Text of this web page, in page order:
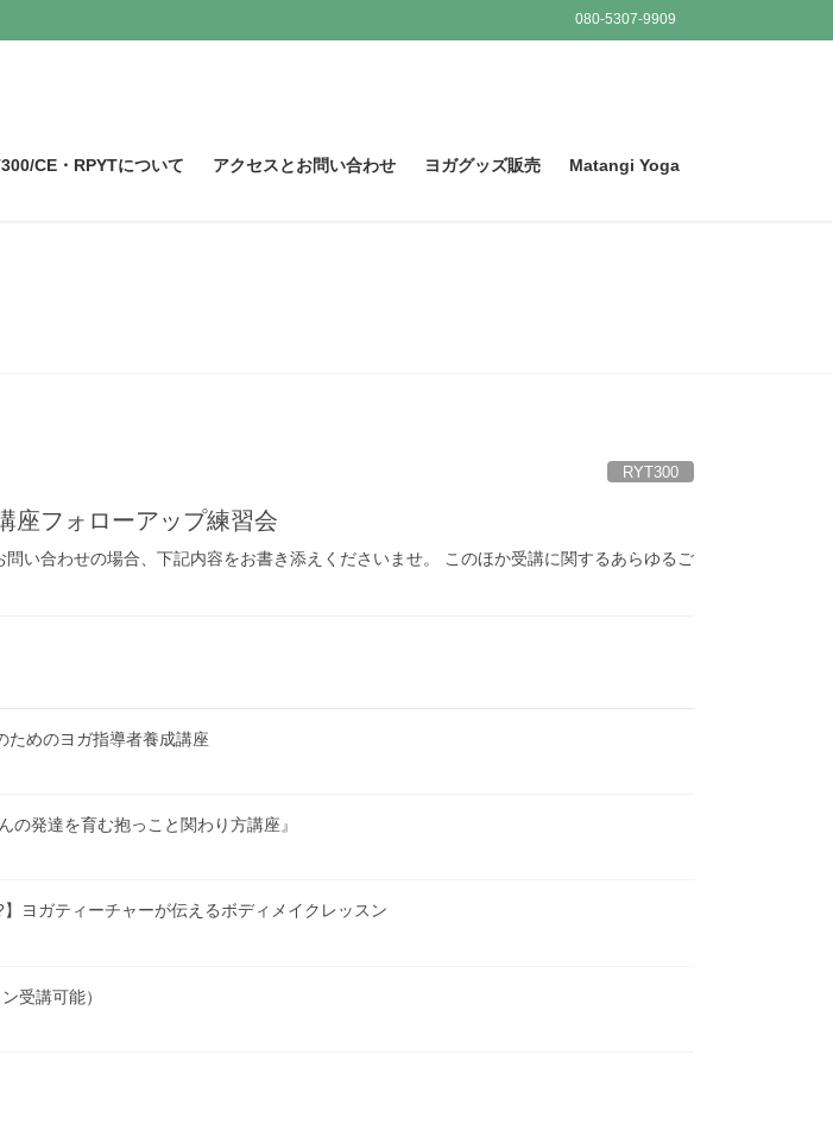
080-5307-9909
CE・RPYTについて アクセスとお問い合わせ ヨガグッズ販売 Matangi Yoga
RYT300
座フォローアップ練習会
い合わせの場合、下記内容をお書き添えくださいませ。 このほか受講に関するあらゆるご
めのヨガ指導者養成講座
発達を育む抱っこと関わり方講座』
ヨガティーチャーが伝えるボディメイクレッスン
受講可能）